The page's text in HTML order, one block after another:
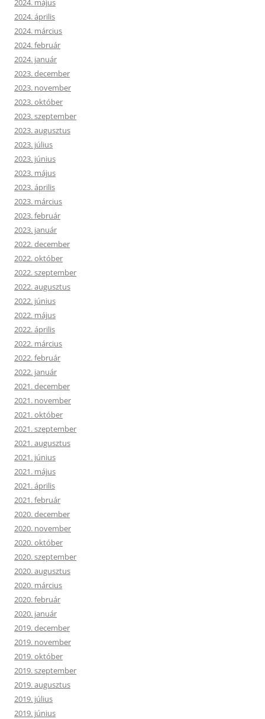
2024. május
2024. április
2024. március
2024. február
2024. január
2023. december
2023. november
2023. október
2023. szeptember
2023. augusztus
2023. július
2023. június
2023. május
2023. április
2023. március
2023. február
2023. január
2022. december
2022. október
2022. szeptember
2022. augusztus
2022. június
2022. május
2022. április
2022. március
2022. február
2022. január
2021. december
2021. november
2021. október
2021. szeptember
2021. augusztus
2021. június
2021. május
2021. április
2021. február
2020. december
2020. november
2020. október
2020. szeptember
2020. augusztus
2020. március
2020. február
2020. január
2019. december
2019. november
2019. október
2019. szeptember
2019. augusztus
2019. július
2019. június